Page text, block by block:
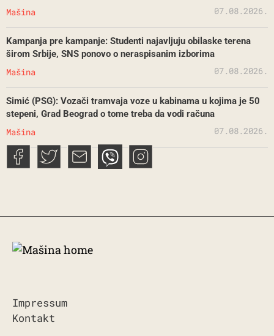
Mašina 07.08.2026.
Kampanja pre kampanje: Studenti najavljuju obilaske terena
širom Srbije, SNS ponovo o neraspisanim izborima
Mašina 07.08.2026.
Simić (PSG): Vozači tramvaja voze u kabinama u kojima je 50
stepeni, Grad Beograd o tome treba da vodi računa
Mašina 07.08.2026.
Impressum
Kontakt